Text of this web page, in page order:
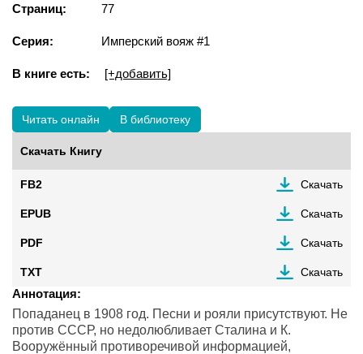
Страниц: 77
Серия: Имперский вояж #1
В книге есть: [+добавить]
Читать онлайн В библиотеку
Скачать Книгу
FB2 Скачать
EPUB Скачать
PDF Скачать
TXT Скачать
Аннотация:
Попаданец в 1908 год. Песни и рояли присутствуют. Не
против СССР, но недолюбливает Сталина и К.
Вооружённый противоречивой информацией,